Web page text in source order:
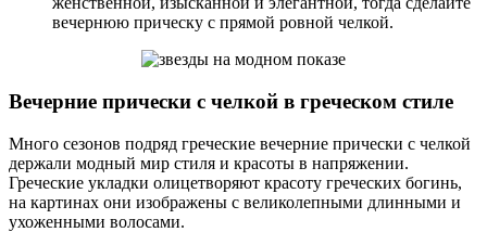
вечернюю прическу с прямой ровной челкой.
Вечерние прически с челкой в греческом стиле
Много сезонов подряд греческие вечерние прически с челкой
держали модный мир стиля и красоты в напряжении.
Греческие укладки олицетворяют красоту греческих богинь,
на картинах они изображены с великолепными длинными и
ухоженными волосами.